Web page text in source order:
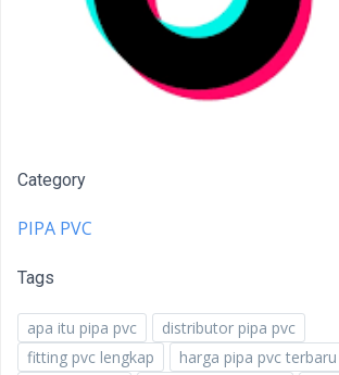
Category
PIPA PVC
Tags
apa itu pipa pvc
distributor pipa pvc
fitting pvc lengkap
harga pipa pvc terbaru